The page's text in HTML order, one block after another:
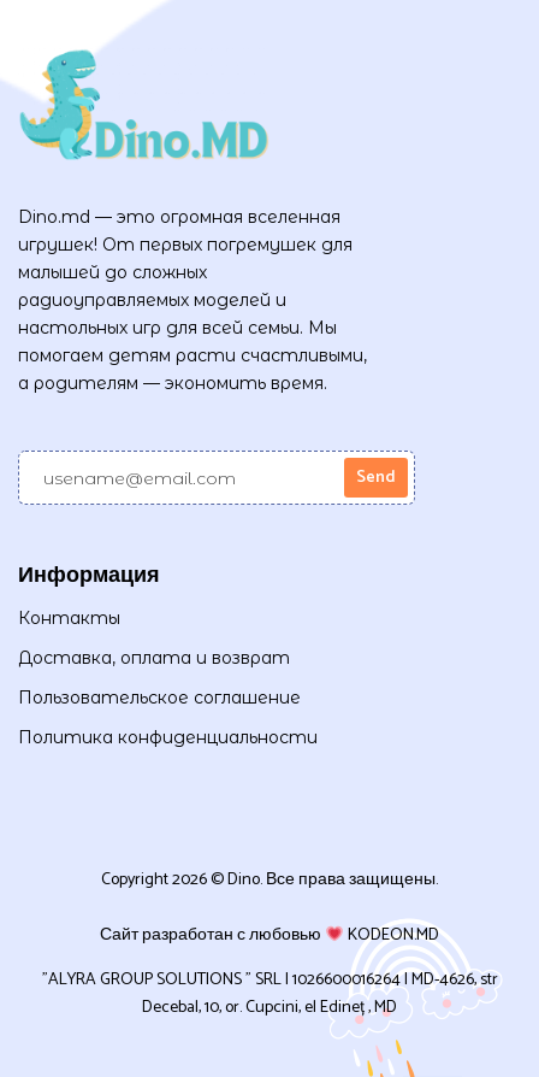
Dino.md — это огромная вселенная
игрушек! От первых погремушек для
малышей до сложных
радиоуправляемых моделей и
настольных игр для всей семьи. Мы
помогаем детям расти счастливыми,
а родителям — экономить время.
Информация
Контакты
Доставка, оплата и возврат
Пользовательское соглашение
Политика конфиденциальности
Copyright 2026 © Dino. Все права защищены.
Сайт разработан с любовью
KODEON.MD
”ALYRA GROUP SOLUTIONS ” SRL | 1026600016264 | MD-4626, str
Decebal, 10, or. Cupcini, el Edineț , MD